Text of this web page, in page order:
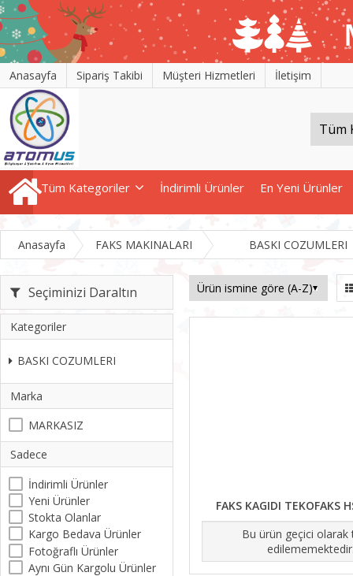
Anasayfa Sipariş Takibi Müşteri Hizmetleri İletişim
Tüm Kategoriler İndirimli Ürünler En Yeni Ürünler
Anasayfa FAKS MAKINALARI BASKI COZUMLERI
Seçiminizi Daraltın
Kategoriler
BASKI COZUMLERI
Marka
MARKASIZ
Sadece
İndirimli Ürünler
Yeni Ürünler
Stokta Olanlar
Kargo Bedava Ürünler
Fotoğraflı Ürünler
Aynı Gün Kargolu Ürünler
FAKS KAGIDI TEKOFAKS
Bu ürün geçici olarak